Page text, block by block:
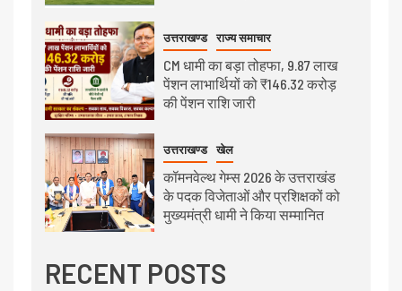
उत्तराखण्ड राज्य समाचार
CM धामी का बड़ा तोहफा, 9.87 लाख
पेंशन लाभार्थियों को ₹146.32 करोड़
की पेंशन राशि जारी
उत्तराखण्ड खेल
कॉमनवेल्थ गेम्स 2026 के उत्तराखंड
के पदक विजेताओं और प्रशिक्षकों को
मुख्यमंत्री धामी ने किया सम्मानित
RECENT POSTS